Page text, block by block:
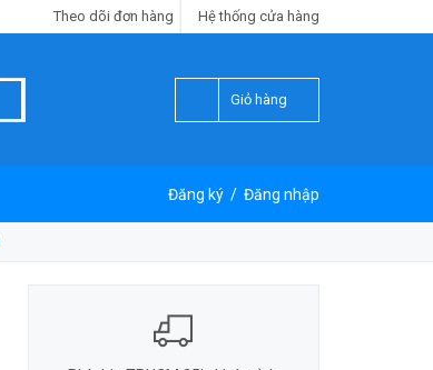
Hệ thống cửa hàng
Theo dõi đơn hàng
Giỏ hàng
Đăng ký / Đăng nhập